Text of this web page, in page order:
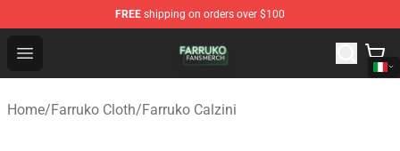
FREE shipping on orders over $100
Open menu
Farruko Shop - Official Farruko Merchandise Store
Home/Farruko Cloth/Farruko Calzini